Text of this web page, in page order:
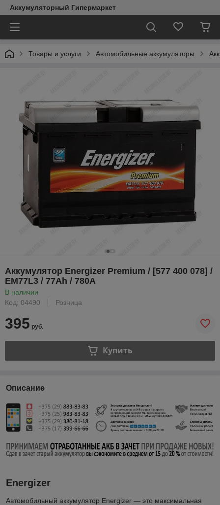
Аккумуляторный Гипермаркет
Товары и услуги Автомобильные аккумуляторы
Аккумулятор Energizer Premium / [577 400 078] /
EM77L3 / 77Ah / 780А
В наличии
Код: 04490
Розница
395 руб.
Купить
Описание
Energizer
Автомобильный аккумулятор Energizer — это максимальная